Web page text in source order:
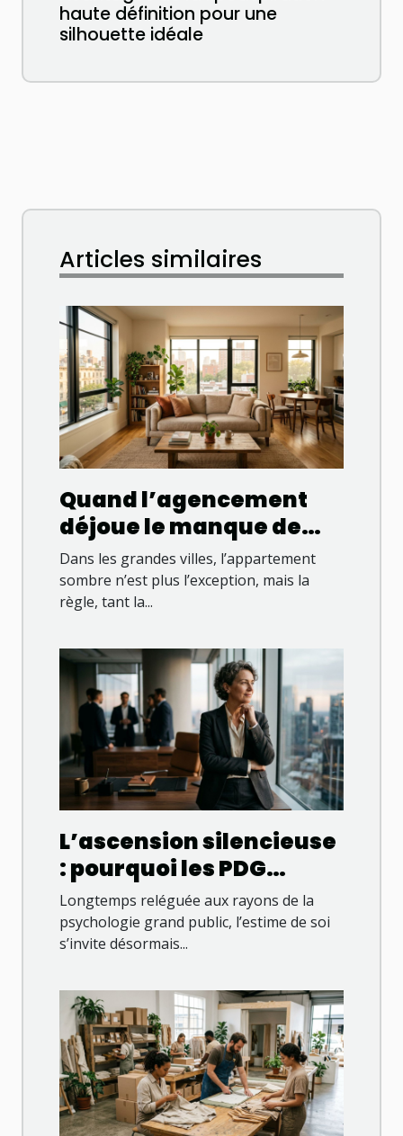
haute définition pour une
silhouette idéale
Articles similaires
Quand l’agencement
déjoue le manque de
lumière dans un
appartement
Dans les grandes villes, l’appartement
sombre n’est plus l’exception, mais la
règle, tant la...
L’ascension silencieuse
: pourquoi les PDG
valorisent améliorer
son estime de soi dans
le leadership
Longtemps reléguée aux rayons de la
psychologie grand public, l’estime de soi
s’invite désormais...